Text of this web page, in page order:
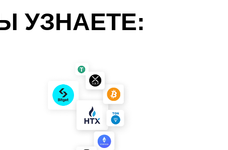
УЗНАЕТЕ: